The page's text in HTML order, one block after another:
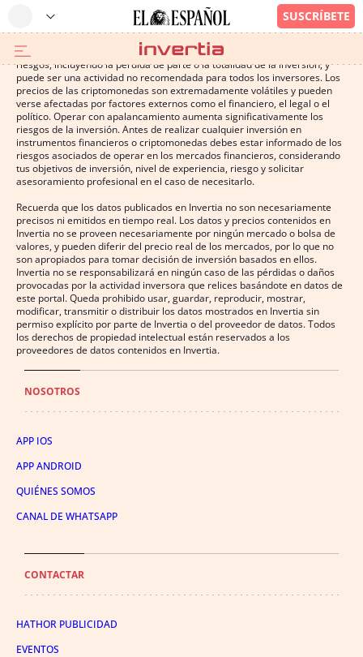
Operar con instrumentos financieros o criptomonedas conlleva altos
riesgos, incluyendo la pérdida de parte o la totalidad de la inversión, y
puede ser una actividad no recomendada para todos los inversores. Los
precios de las criptomonedas son extremadamente volátiles y pueden
verse afectadas por factores externos como el financiero, el legal o el
político. Operar con apalancamiento aumenta significativamente los
riesgos de la inversión. Antes de realizar cualquier inversión en
instrumentos financieros o criptomonedas debes estar informado de los
riesgos asociados de operar en los mercados financieros, considerando
tus objetivos de inversión, nivel de experiencia, riesgo y solicitar
asesoramiento profesional en el caso de necesitarlo.
Recuerda que los datos publicados en Invertia no son necesariamente
precisos ni emitidos en tiempo real. Los datos y precios contenidos en
Invertia no se proveen necesariamente por ningún mercado o bolsa de
valores, y pueden diferir del precio real de los mercados, por lo que no
son apropiados para tomar decisión de inversión basados en ellos.
Invertia no se responsabilizará en ningún caso de las pérdidas o daños
provocadas por la actividad inversora que relices basándote en datos de
este portal. Queda prohibido usar, guardar, reproducir, mostrar,
modificar, transmitir o distribuir los datos mostrados en Invertia sin
permiso explícito por parte de Invertia o del proveedor de datos. Todos
los derechos de propiedad intelectual están reservados a los
proveedores de datos contenidos en Invertia.
NOSOTROS
APP IOS
APP ANDROID
QUIÉNES SOMOS
CANAL DE WHATSAPP
CONTACTAR
HATHOR PUBLICIDAD
EVENTOS